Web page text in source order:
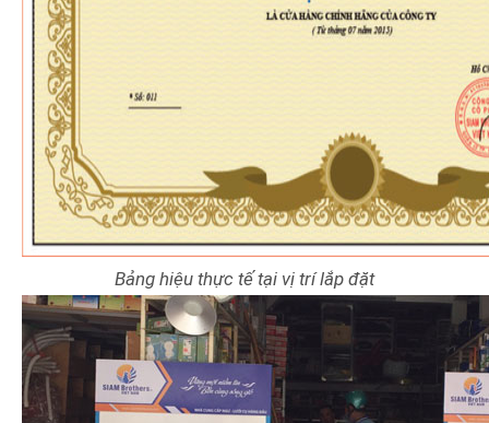
Bảng hiệu thực tế tại vị trí lắp đặt